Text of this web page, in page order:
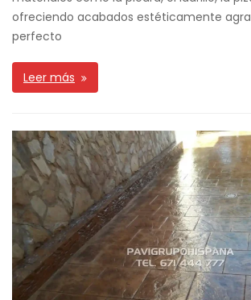
ofreciendo acabados estéticamente
perfecto
Leer más